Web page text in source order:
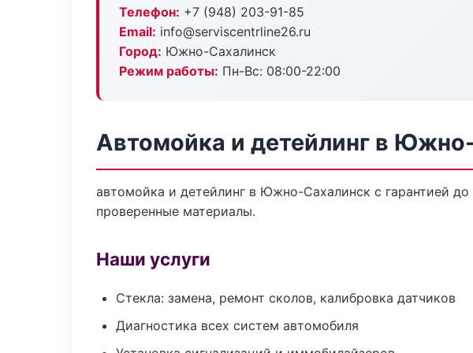
Телефон: +7 (948) 203-91-85
Email: info@serviscentrline26.ru
Город: Южно-Сахалинск
Режим работы: Пн-Вс: 08:00-22:00
Автомойка и детейлинг в
автомойка и детейлинг в Южно-Сахалинск с гарантией
проверенные материалы.
Наши услуги
Стекла: замена, ремонт сколов, калибровка датчиков
Диагностика всех систем автомобиля